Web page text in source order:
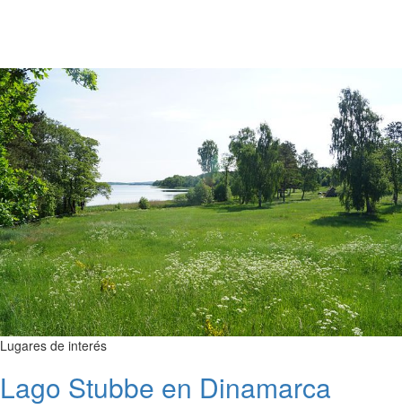
Lugares de interés
Lago Stubbe en Dinamarca